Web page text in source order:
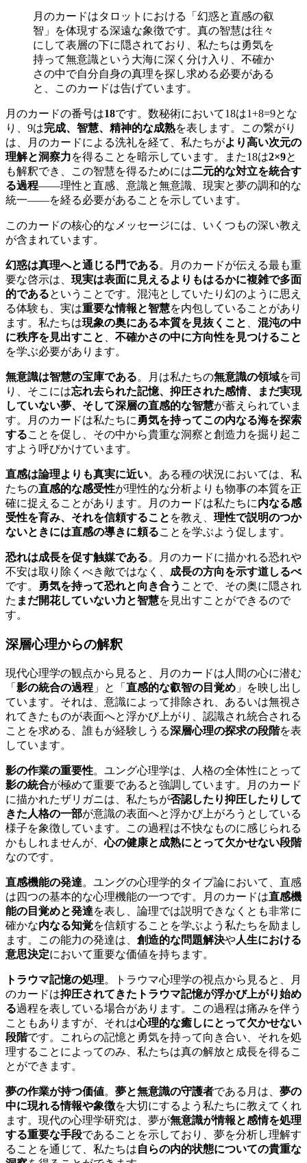
月のカードはタロットにおける「幻惑と直感の叡
智」を体現する深遠な象徴です。真の智慧は往々
にして表層の下に隠されており、私たちは勇気を
持って無意識という大海に深く分け入り、不確か
さの中で自分自身の真理を探し求める必要がある
と、このカードは告げています。
月のカードの番号は18です。数秘術において18は1+8=9とな
り、9は完成、智慧、精神的な成熟を表します。この繋がり
は、月のカードによる洗礼を経て、私たちがより高い次元の
理解と洞察力を得ることを暗示しています。また18は2×9と
も解釈でき、この智慧を得るためには二元的な対立を統合す
る過程——理性と直感、意識と無意識、現実と夢の調和的な
統一——を経る必要があることを示しています。
このカードの核心的なメッセージには、いくつもの深い教え
が含まれています。
幻惑は真理へと通じる門である。月のカードが伝える最も重
要な啓示は、 現実は表面に見えるよりもはるかに複雑で多面
的であるということです。混沌としていたり幻のように思え
る体験も、実は重要な情報と智慧を内包していることがあり
ます。私たちは現象の奥にある本質を見抜くこと
混沌の中
に秩序を見出すこと
不確かさの中に方向性を見つけること
を学ぶ必要があります。
無意識は智慧の宝庫である。月は私たちの無意識の領域を司
り、そこには忘れ去られた記憶、抑圧された感情、まだ実現
していない夢、そして深層の直感的な智慧が蓄えられていま
す。月のカードは私たちに 勇気を持ってこの内なる海を探索
することを促し、その中から貴重な洞察と創造力を掘り起こ
すよう呼びかけています。
直感は論理よりも真実に近い。ある種の状況においては、私
たちの直感的な感受性が理性的な分析よりも物事の本質を正
確に捉えることがあります。月のカードは私たちに内なる感
受性を育み、それを信頼すること を教え、 理性で説明のつか
ないときには直感の導きに頼ることを学ぶよう促します。
恐れは成長を促す触媒である。月のカードに描かれる恐れや
不安は取り除くべき敵ではなく、 成長の方向を示す道しるべ
です。
勇気を持って恐れと向き合う ことで、その奥に隠され
た まだ開花していない力と智慧を見出すことができるので
す。
深層心理からの解釈
現代心理学の観点から見ると、月のカードは人間の心に潜む
「 影の統合の過程 」と「 直感的な叡智の目覚め 」を映し出し
ています。それは、意識によって排除され、あるいは無視さ
れてきたものが表面へと浮かび上がり、認識され統合される
ことを求める、誰もが経験しうる深層心理の探求の段階を表
しています。
影の作業の重要性。ユング心理学は、人格の全体性にとって
影の統合が極めて重要であると強調しています。月のカード
に描かれたザリガニは、私たちが否認したり抑圧したりして
きた人格の一部が意識の表面へと浮かび上がろうとしている
様子を象徴しています。この過程は不快なものに感じられる
かもしれませんが、心の健康と成熟にとって欠かせない段階
なのです。
直感機能の発達。ユングの心理学的タイプ論において、直感
は四つの基本的な心理機能の一つです。月のカードは直感機
能の目覚めと発達を表し、論理では説明できなくとも非常に
確かな内なる知覚を信頼することを学ぶよう私たちを励まし
ます。この能力の発達は、 創造的な問題解決や人生における
意思決定において重要な価値を持ちます。
トラウマ記憶の処理。トラウマ心理学の視点から見ると、月
のカードは抑圧されてきたトラウマ記憶が浮かび上がり始め
る過程を表している場合があります。この過程は痛みを伴う
こともありますが、それは心理的な癒しにとって欠かせない
段階です。これらの記憶と勇気を持って向き合い、それを処
理することによってのみ、私たちは真の解放と成長を得るこ
とができます。
夢の作業が持つ価値。 夢と無意識の守護者である月は、 夢の
中に現れる情報や象徴を大切にするよう私たちに教えてくれ
ます。現代の心理学研究は、夢が無意識が情報と感情を処理
する重要な手段であることを示しており、夢を分析し理解す
ることを通じて、私たちは自らの内的状態についての貴重な